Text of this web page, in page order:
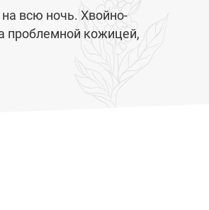
всю ночь. Хвойно-
проблемной кожицей,